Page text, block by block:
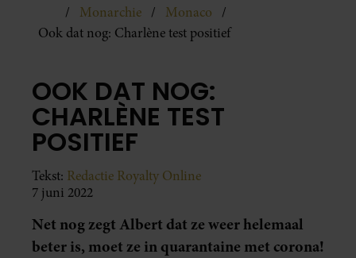
Monarchie
Monaco
Ook dat nog: Charlène test positief
OOK DAT NOG:
CHARLÈNE TEST
POSITIEF
Tekst: Redactie Royalty Online
7 juni 2022
Net nog zegt Albert dat ze weer helemaal
beter is, moet ze in quarantaine met corona!